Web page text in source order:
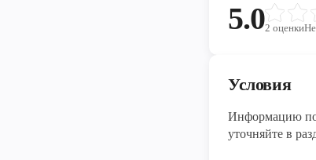
5.02 оценки
Условия
Информацию по
уточняйте в